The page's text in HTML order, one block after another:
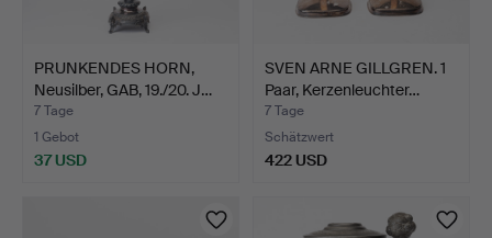
PRUNKENDES HORN,
Neusilber, GAB, 19./20. J…
7 Tage
1 Gebot
37 USD
SVEN ARNE GILLGREN. 1
Paar, Kerzenleuchter…
7 Tage
Schätzwert
422 USD